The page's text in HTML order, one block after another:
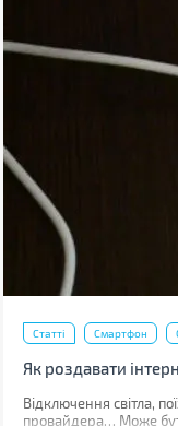
Статті Смартфон
Як роздавати
Відключення світла,
провайдера… Може